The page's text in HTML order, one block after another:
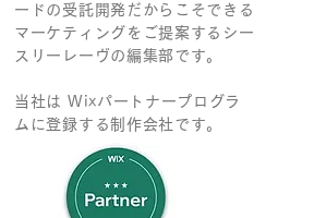
ードの受託開発だからこそできる
マーケティングをご提案するシー
スリーレーヴの編集部です。
当社は Wixパートナープログラ
ムに登録する制作会社です。